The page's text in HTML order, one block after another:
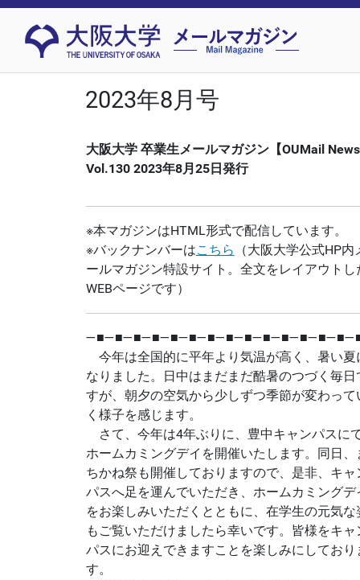
2023年8月号
大阪大学 卒業生メールマガジン【OUMail
Vol.1302023年8月25日発行
※本マガジンはHTML形式で配信しています。
※バックナンバーはこちら （大阪大学公式HP内
ールマガジン特設サイト。全文をレイアウトし
WEBページです）
今年は全国的に平年より気温が高く、暑い夏
なりました。日中はまだまだ酷暑のつづく毎日
すが、朝夕の空気から少しずつ季節が変わって
く様子を感じます。
さて、今年は4年ぶりに、豊中キャンパスに
ホームカミングデイを開催いたします。同日、
ちかね祭も開催しておりますので、是非、キャ
パスへ足を運んでいただき、ホームカミングデ
をお楽しみいただくとともに、在学生の元気な
もご覧いただけましたら幸いです。皆様をキャ
パスにお迎えできますことを楽しみにしており
す。